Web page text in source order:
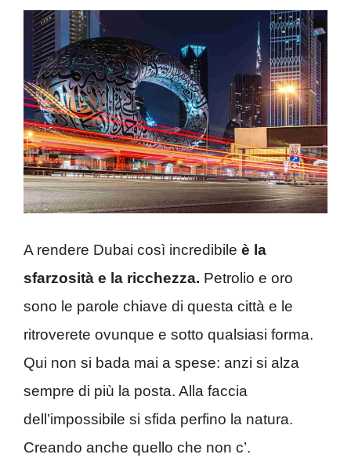
A rendere Dubai così incredibile è la
sfarzosità e la ricchezza. Petrolio e oro
sono le parole chiave di questa città e le
ritroverete ovunque e sotto qualsiasi forma.
Qui non si bada mai a spese: anzi si alza
sempre di più la posta. Alla faccia
dell’impossibile si sfida perfino la natura.
Creando anche quello che non c’.